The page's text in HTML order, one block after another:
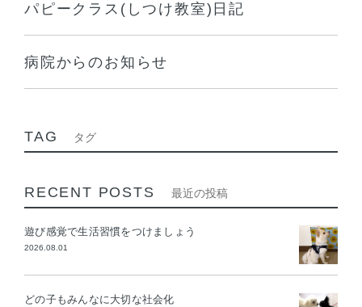
パピークラス(しつけ教室)日記
病院からのお知らせ
TAG タグ
RECENT POSTS 最近の投稿
遊び感覚で生活習慣をつけましょう
2026.08.01
どの子もみんなに大切な社会化